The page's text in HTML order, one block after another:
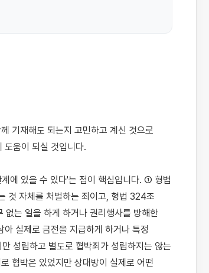
도움이 되실 것입니다.
에 있을 수 있다'는 점이 핵심입니다. ① 형법
것 자체를 처벌하는 죄이고, 형법 324조
없는 일을 하게 하거나 권리행사를 방해한
실제로 금전을 지급하게 하거나 특정
성립하고 별도로 협박죄가 성립하지는 않는
협박은 있었지만 상대방이 실제로 어떤